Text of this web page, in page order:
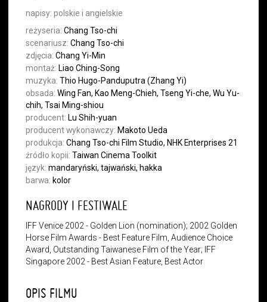
napisy: polskie i angielskie
reżyseria:Chang Tso-chi
scenariusz:Chang Tso-chi
zdjęcia:Chang Yi-Min
montaż: Liao Ching-Song
muzyka:Thio Hugo-Panduputra (Zhang Yi)
obsada:Wing Fan, Kao Meng-Chieh, Tseng Yi-che, Wu Yu-
chih, Tsai Ming-shiou
producent: Lu Shih-yuan
producent wykonawczy: Makoto Ueda
produkcja:Chang Tso-chi Film Studio, NHK Enterprises 21
źródło kopii:Taiwan Cinema Toolkit
język:mandaryński, tajwański, hakka
barwa: kolor
NAGRODY I FESTIWALE
IFF Venice 2002 - Golden Lion (nomination); 2002 Golden
Horse Film Awards - Best Feature Film, Audience Choice
Award, Outstanding Taiwanese Film of the Year; IFF
Singapore 2002 - Best Asian Feature, Best Actor
OPIS FILMU